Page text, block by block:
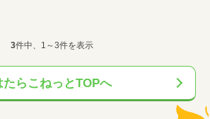
3件中、1～3件を表示
たらこねっとTOPへ